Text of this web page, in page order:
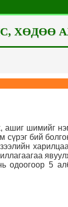
ХӨДӨӨ
шимийг
сүрэг бий
зээлийн
одоогоор 5